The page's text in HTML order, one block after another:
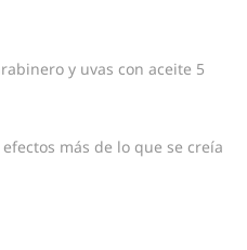
y uvas con aceite 5
más de lo que se creía